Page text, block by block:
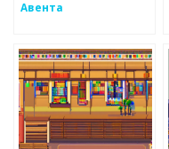
Авента